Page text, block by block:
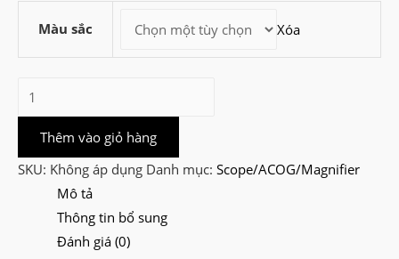
₫1.450.000
đến
Màu sắc Xóa
EOTech
G45
5X
Magnifier
Thêm vào giỏ hàng
SKU: Không áp dụng Danh mục: Scope/ACOG/Magnifier
Mô tả
Thông tin bổ sung
Đánh giá (0)